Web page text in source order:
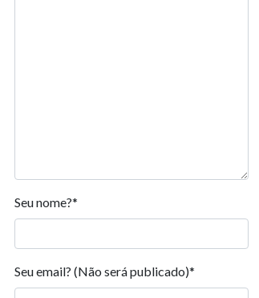
Seu nome?*
Seu email? (Não será publicado)*